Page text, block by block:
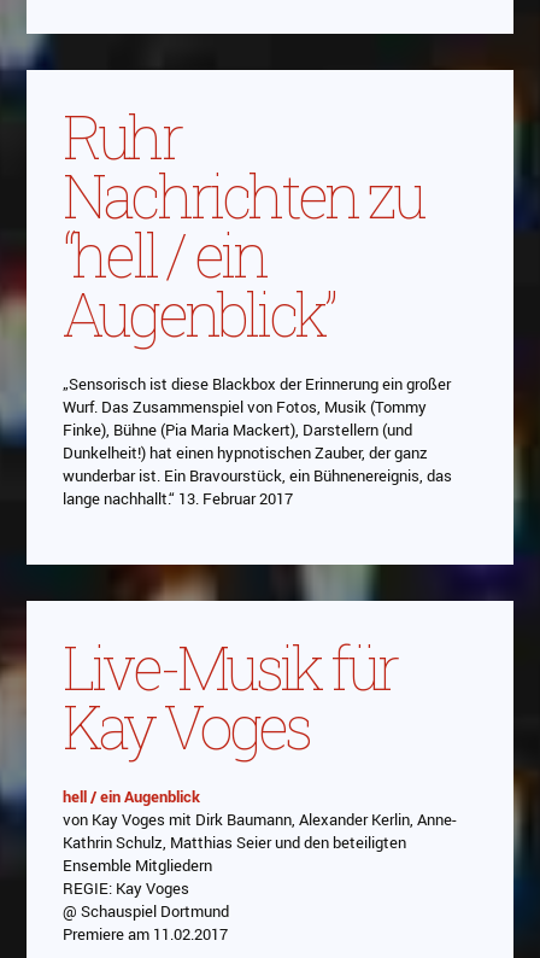
Ruhr
Nachrichten zu
“hell / ein
Augenblick”
„Sensorisch ist diese Blackbox der Erinnerung ein großer
Wurf. Das Zusammenspiel von Fotos, Musik (Tommy
Finke), Bühne (Pia Maria Mackert), Darstellern (und
Dunkelheit!) hat einen hypnotischen Zauber, der ganz
wunderbar ist. Ein Bravourstück, ein Bühnenereignis, das
lange nachhallt.“ 13. Februar 2017
Live-Musik für
Kay Voges
Abspielen
Das Video wird von Youtube eingebettet
abespielt. Es gilt die
hell / ein Augenblick
von Kay Voges mit Dirk Baumann, Alexander Kerlin, Anne-
Kathrin Schulz, Matthias Seier und den beteiligten
Ensemble Mitgliedern
REGIE: Kay Voges
@ Schauspiel Dortmund
Premiere am 11.02.2017